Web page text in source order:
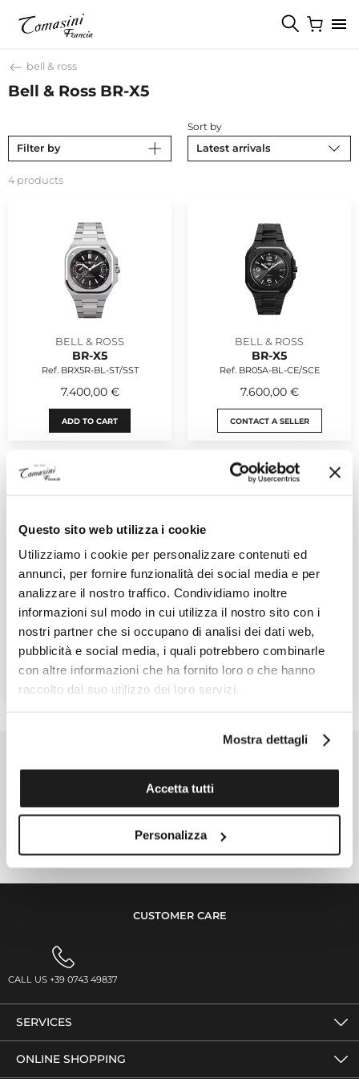
Questo sito web utilizza i cookie
Utilizziamo i cookie per personalizzare contenuti ed
annunci, per fornire funzionalità dei social media e per
analizzare il nostro traffico. Condividiamo inoltre
informazioni sul modo in cui utilizza il nostro sito con i
nostri partner che si occupano di analisi dei dati web,
pubblicità e social media, i quali potrebbero combinarle
con altre informazioni che ha fornito loro o che hanno
raccolto dal suo utilizzo dei loro servizi.
Mostra dettagli
Accetta tutti
Personalizza
bell & ross
Bell & Ross BR-X5
Filter by
Sort by
Latest arrivals
4 products
BELL & ROSS
BR-X5
Ref. BRX5R-BL-ST/SST
7.400,00 €
ADD TO CART
BELL & ROSS
BR-X5
Ref. BR05A-BL-CE/SCE
7.600,00 €
CONTACT A SELLER
BELL & ROSS
BR-X5
Ref. BRX5R-IB-ST/SST
7.990,00 €
BELL & ROSS
BR-X5
Ref. BRX5R-BO-TC/SRB
11.900,00 €
SIGN UP FOR THE NEWSLETTER
FOLLOW US
CUSTOMER CARE
CALL US +39 0743 49837
SERVICES
ONLINE SHOPPING